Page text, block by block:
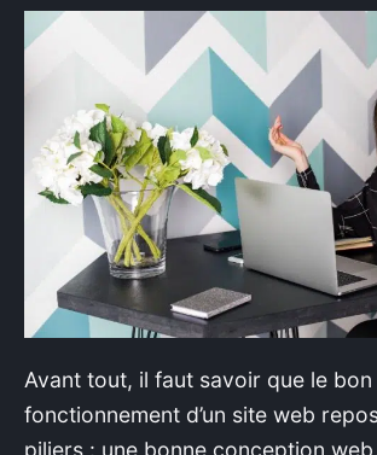
Avant tout, il faut savoir que le bon
fonctionnement d’un site web
piliers : une bonne conception